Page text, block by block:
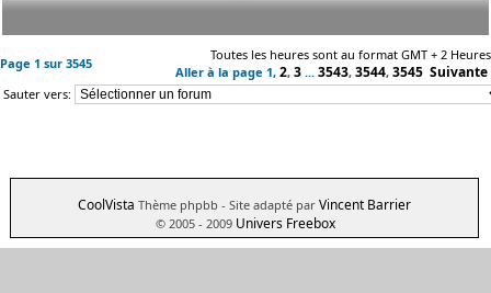
Page 1 sur 3545
Toutes les heures sont au format GMT + 2 Heures
Aller à la page 1, 2, 3 ... 3543, 3544, 3545 Suivante
Sauter vers:
CoolVista Thème phpbb - Site adapté par Vincent Barrier
© 2005 - 2009 Univers Freebox